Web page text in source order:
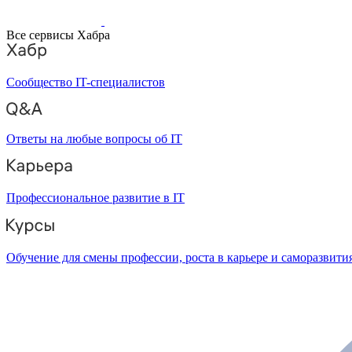
Все сервисы Хабра
Сообщество IT-специалистов
Ответы на любые вопросы об IT
Профессиональное развитие в IT
Обучение для смены профессии, роста в карьере и